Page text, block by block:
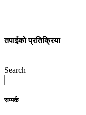
तपाईको प्रतिक्रिया
Search
सम्पर्क